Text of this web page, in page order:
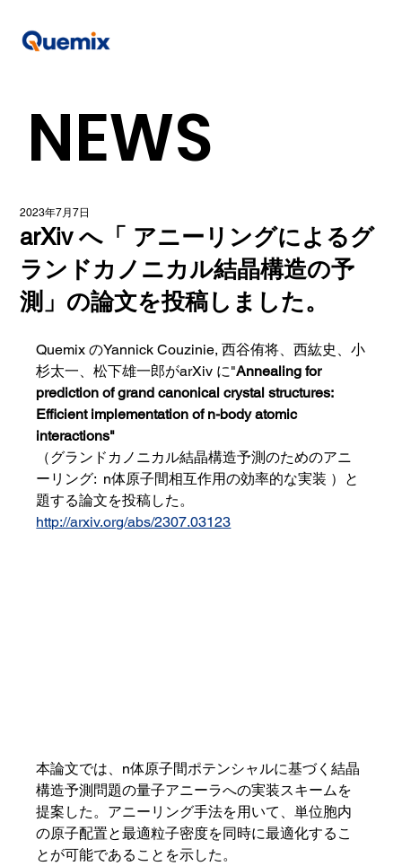
arXiv へ「 アニーリングによるグ
ランドカノニカル結晶構造の予
測」の論文を投稿しました。
2023年7月7日
Quemix のYannick Couzinie, 西谷侑将、西紘史、小
杉太一、松下雄一郎がarXiv に"Annealing for
prediction of grand canonical crystal structures:
Efficient implementation of n-body atomic
interactions"
（グランドカノニカル結晶構造予測のためのアニ
ーリング:  n体原子間相互作用の効率的な実装 ）と
題する論文を投稿した。
http://arxiv.org/abs/2307.03123
本論文では、n体原子間ポテンシャルに基づく結晶
構造予測問題の量子アニーラへの実装スキームを
提案した。アニーリング手法を用いて、単位胞内
の原子配置と最適粒子密度を同時に最適化するこ
とが可能であることを示した。
NEWS